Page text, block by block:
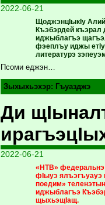
2022-06-21
ЩоджэнцIыкIу
Къэбэрдей къэрал
иджыблагъэ
фэеплъу иджы
литературэ
Псоми еджэн…
Зыхыхьэхэр: Гъуазджэ
Ди
2022-06-21
«НТВ»
фIыуэ ялъэгъуауэ
поедим»
иджыблагъэ
щыхьэщIащ.